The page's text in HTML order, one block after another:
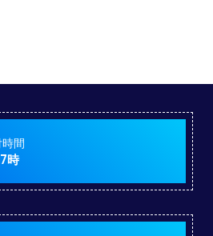
間
時